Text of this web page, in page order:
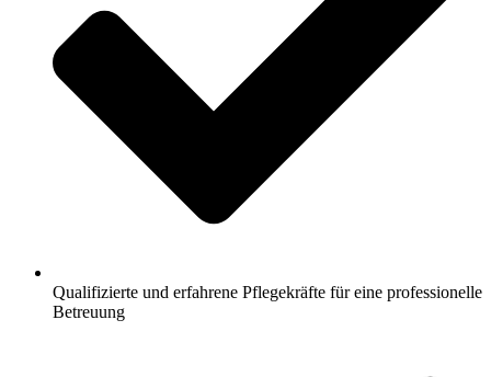
Qualifizierte und erfahrene Pflegekräfte für eine professionelle
Betreuung